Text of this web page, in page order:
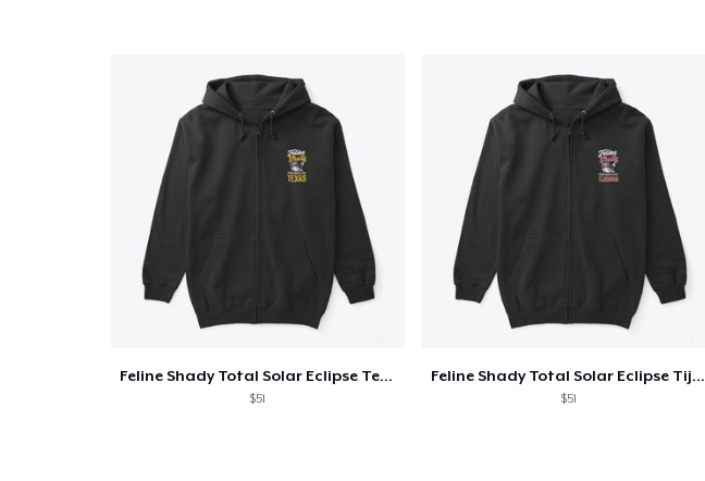
Feline Shady Total Solar Eclipse Texas
$51
Feline Shady Total Solar Eclipse Tijuana
$51
Procedi alla Pagina di
Pagamento
Unisex Classic Pullover Hoodie
Classic Crew Neck T-Shirt
22,99 USD
40,99 USD